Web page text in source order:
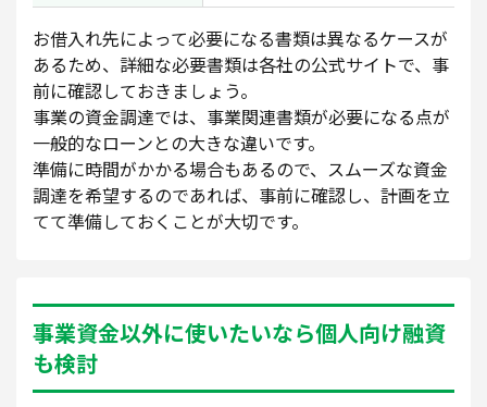
お借入れ先によって必要になる書類は異なるケースが
あるため、詳細な必要書類は各社の公式サイトで、事
前に確認しておきましょう。
事業の資金調達では、事業関連書類が必要になる点が
一般的なローンとの大きな違いです。
準備に時間がかかる場合もあるので、スムーズな資金
調達を希望するのであれば、事前に確認し、計画を立
てて準備しておくことが大切です。
事業資金以外に使いたいなら個人向け融資
も検討